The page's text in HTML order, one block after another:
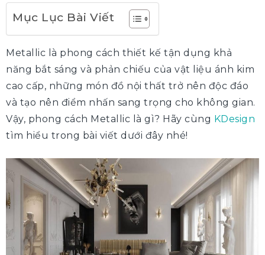
Mục Lục Bài Viết
Metallic là phong cách thiết kế tận dụng khả
năng bắt sáng và phản chiếu của vật liệu ánh kim
cao cấp, những món đồ nội thất trở nên độc đáo
và tạo nên điểm nhấn sang trọng cho không gian.
Vậy, phong cách Metallic là gì? Hãy cùng KDesign
tìm hiểu trong bài viết dưới đây nhé!